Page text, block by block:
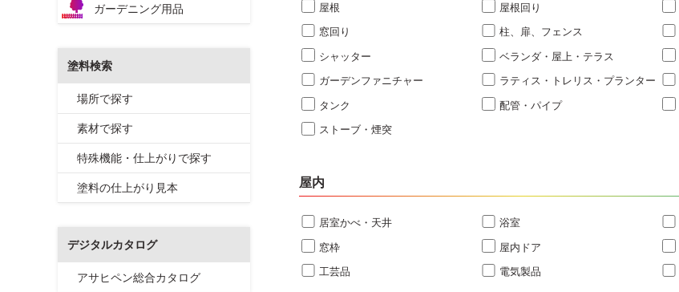
屋根 屋根回り
窓回り 柱、扉、フェンス
シャッター ベランダ・屋上・テラス
ガーデンファニチャー ラティス・トレリス・プランター
タンク 配管・パイプ
ストーブ・煙突
屋内
居室かべ・天井 浴室
窓枠 屋内ドア
工芸品 電気製品
ガーデニング用品
塗料検索
場所で探す
素材で探す
特殊機能・仕上がりで探す
塗料の仕上がり見本
デジタルカタログ
アサヒペン総合カタログ